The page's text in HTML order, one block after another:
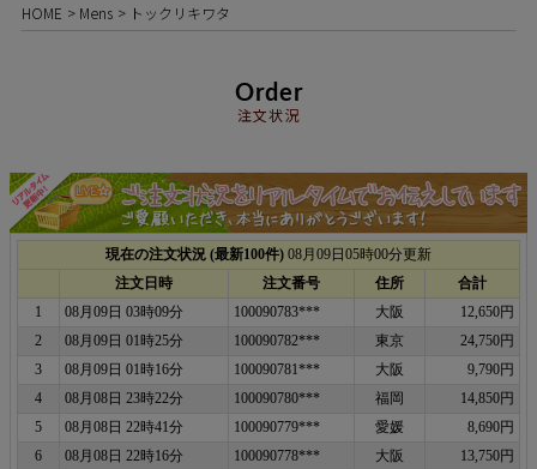
HOME Mens トックリキワタ
Order
注文状況